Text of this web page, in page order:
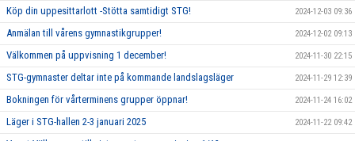
Köp din uppesittarlott -Stötta samtidigt STG! 2024-12-03 09:36
Anmälan till vårens gymnastikgrupper! 2024-12-02 09:13
Välkommen på uppvisning 1 december! 2024-11-30 22:15
STG-gymnaster deltar inte på kommande landslagsläger 2024-11-29 12:39
Bokningen för vårterminens grupper öppnar! 2024-11-24 16:02
Läger i STG-hallen 2-3 januari 2025 2024-11-22 09:42